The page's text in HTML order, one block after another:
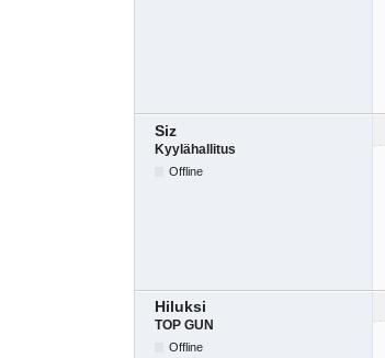
Siz
Kyylähallitus
Offline
Hiluksi
TOP GUN
Offline